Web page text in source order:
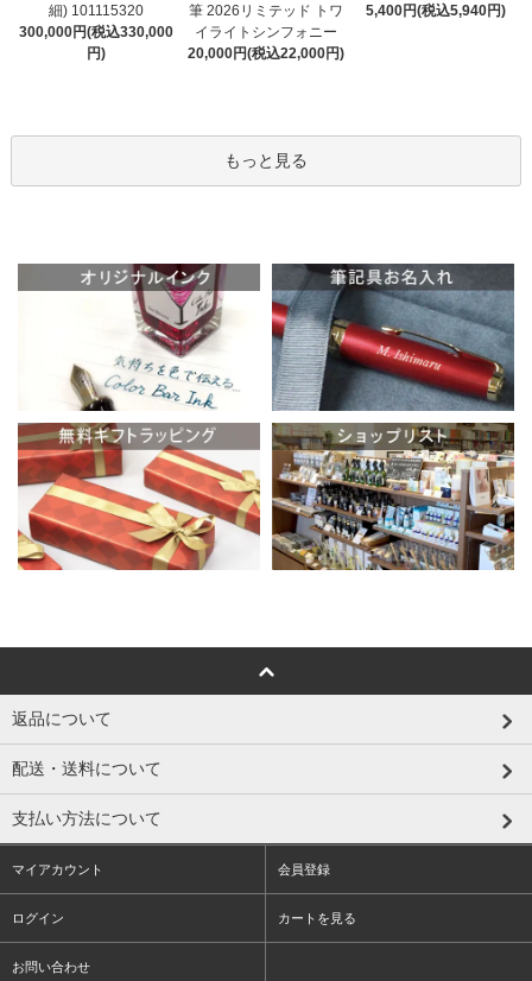
細) 101115320
300,000円(税込330,000
円)
筆 2026リミテッド トワ
イライトシンフォニー
20,000円(税込22,000円)
5,400円(税込5,940円)
もっと見る
返品について
配送・送料について
支払い方法について
マイアカウント 会員登録
ログイン カートを見る
お問い合わせ